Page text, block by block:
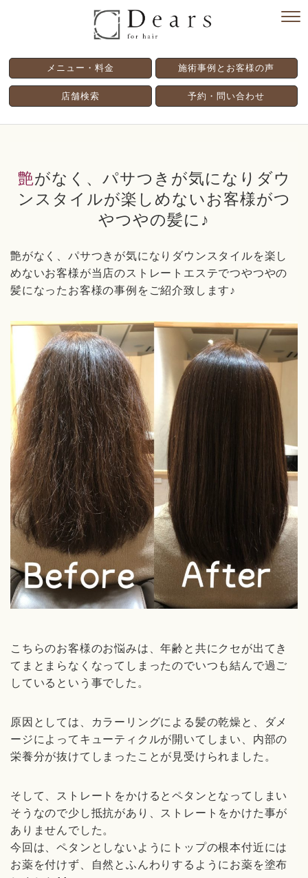
メニュー・料金 施術事例とお客様の声
店舗検索 予約・問い合わせ
艶がなく、パサつきが気になりダウ
ンスタイルが楽しめないお客様がつ
やつやの髪に♪
艶がなく、パサつきが気になりダウンスタイルを楽し
めないお客様が当店のストレートエステでつやつやの
髪になったお客様の事例をご紹介致します♪
こちらのお客様のお悩みは、年齢と共にクセが出てき
てまとまらなくなってしまったのでいつも結んで過ご
しているという事でした。
原因としては、カラーリングによる髪の乾燥と、ダメ
ージによってキューティクルが開いてしまい、内部の
栄養分が抜けてしまったことが見受けられました。
そして、ストレートをかけるとペタンとなってしまい
そうなので少し抵抗があり、ストレートをかけた事が
ありませんでした。
今回は、ペタンとしないようにトップの根本付近には
お薬を付けず、自然とふんわりするようにお薬を塗布